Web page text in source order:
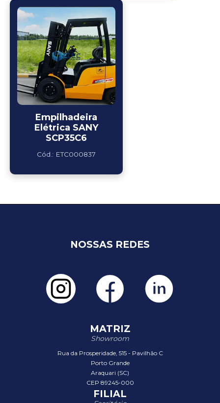
Empilhadeira
Elétrica SANY
SCP35C6
Cód.: ETC000837
NOSSAS REDES
MATRIZ
Showroom
Rua da Prosperidade, 515 - Pavilhão C
Porto Grande
Araquari (SC)
CEP 89245-000
FILIAL